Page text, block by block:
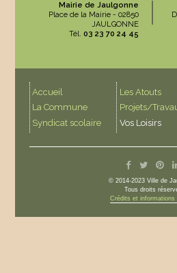
Mairie de Jaulgonne
Place de la Mairie - 02850
JAULGONNE
Tél. 03 23 70 24 45
Accueil
La Commune
Syndicat scolaire
Les Atouts
Projets/
Vos Loisirs
© 2014-2023 Ville de
Tous droits
Crédits et informations